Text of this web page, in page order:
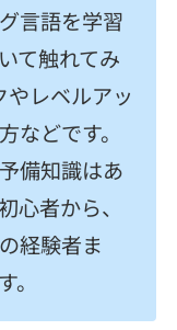
言語を学習
て触れてみ
レベルアッ
などです。
備知識はあ
心者から、
経験者ま